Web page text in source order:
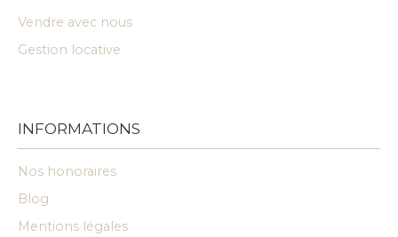
Vendre avec nous
Gestion locative
INFORMATIONS
Nos honoraires
Blog
Mentions légales